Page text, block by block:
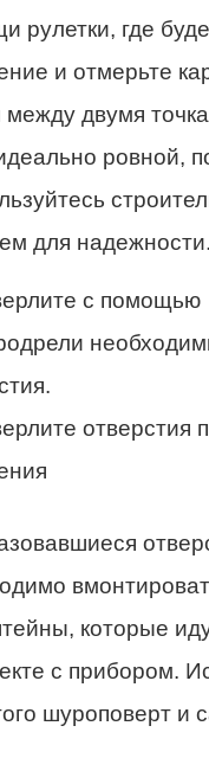
рулетки, где
и отмерьте
между двумя
ровной,
для надежности.
с помощью
отверстия
которые
с прибором.
шуроповерт и